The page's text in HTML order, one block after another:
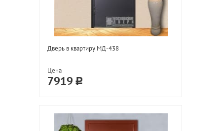
Дверь в квартиру МД-438
Цена
7919